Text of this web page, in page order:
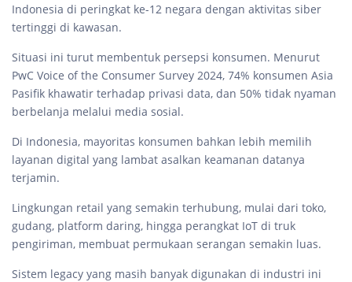
Indonesia di peringkat ke-12 negara dengan aktivitas siber
tertinggi di kawasan.
Situasi ini turut membentuk persepsi konsumen. Menurut
PwC Voice of the Consumer Survey 2024, 74% konsumen Asia
Pasifik khawatir terhadap privasi data, dan 50% tidak nyaman
berbelanja melalui media sosial.
Di Indonesia, mayoritas konsumen bahkan lebih memilih
layanan digital yang lambat asalkan keamanan datanya
terjamin.
Lingkungan retail yang semakin terhubung, mulai dari toko,
gudang, platform daring, hingga perangkat IoT di truk
pengiriman, membuat permukaan serangan semakin luas.
Sistem legacy yang masih banyak digunakan di industri ini